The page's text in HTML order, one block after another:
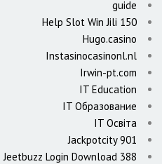
guide
Help Slot Win Jili 150
Hugo.casino
Instasinocasinonl.nl
Irwin-pt.com
IT Education
IT Образование
IT Освіта
Jackpotcity 901
Jeetbuzz Login Download 388